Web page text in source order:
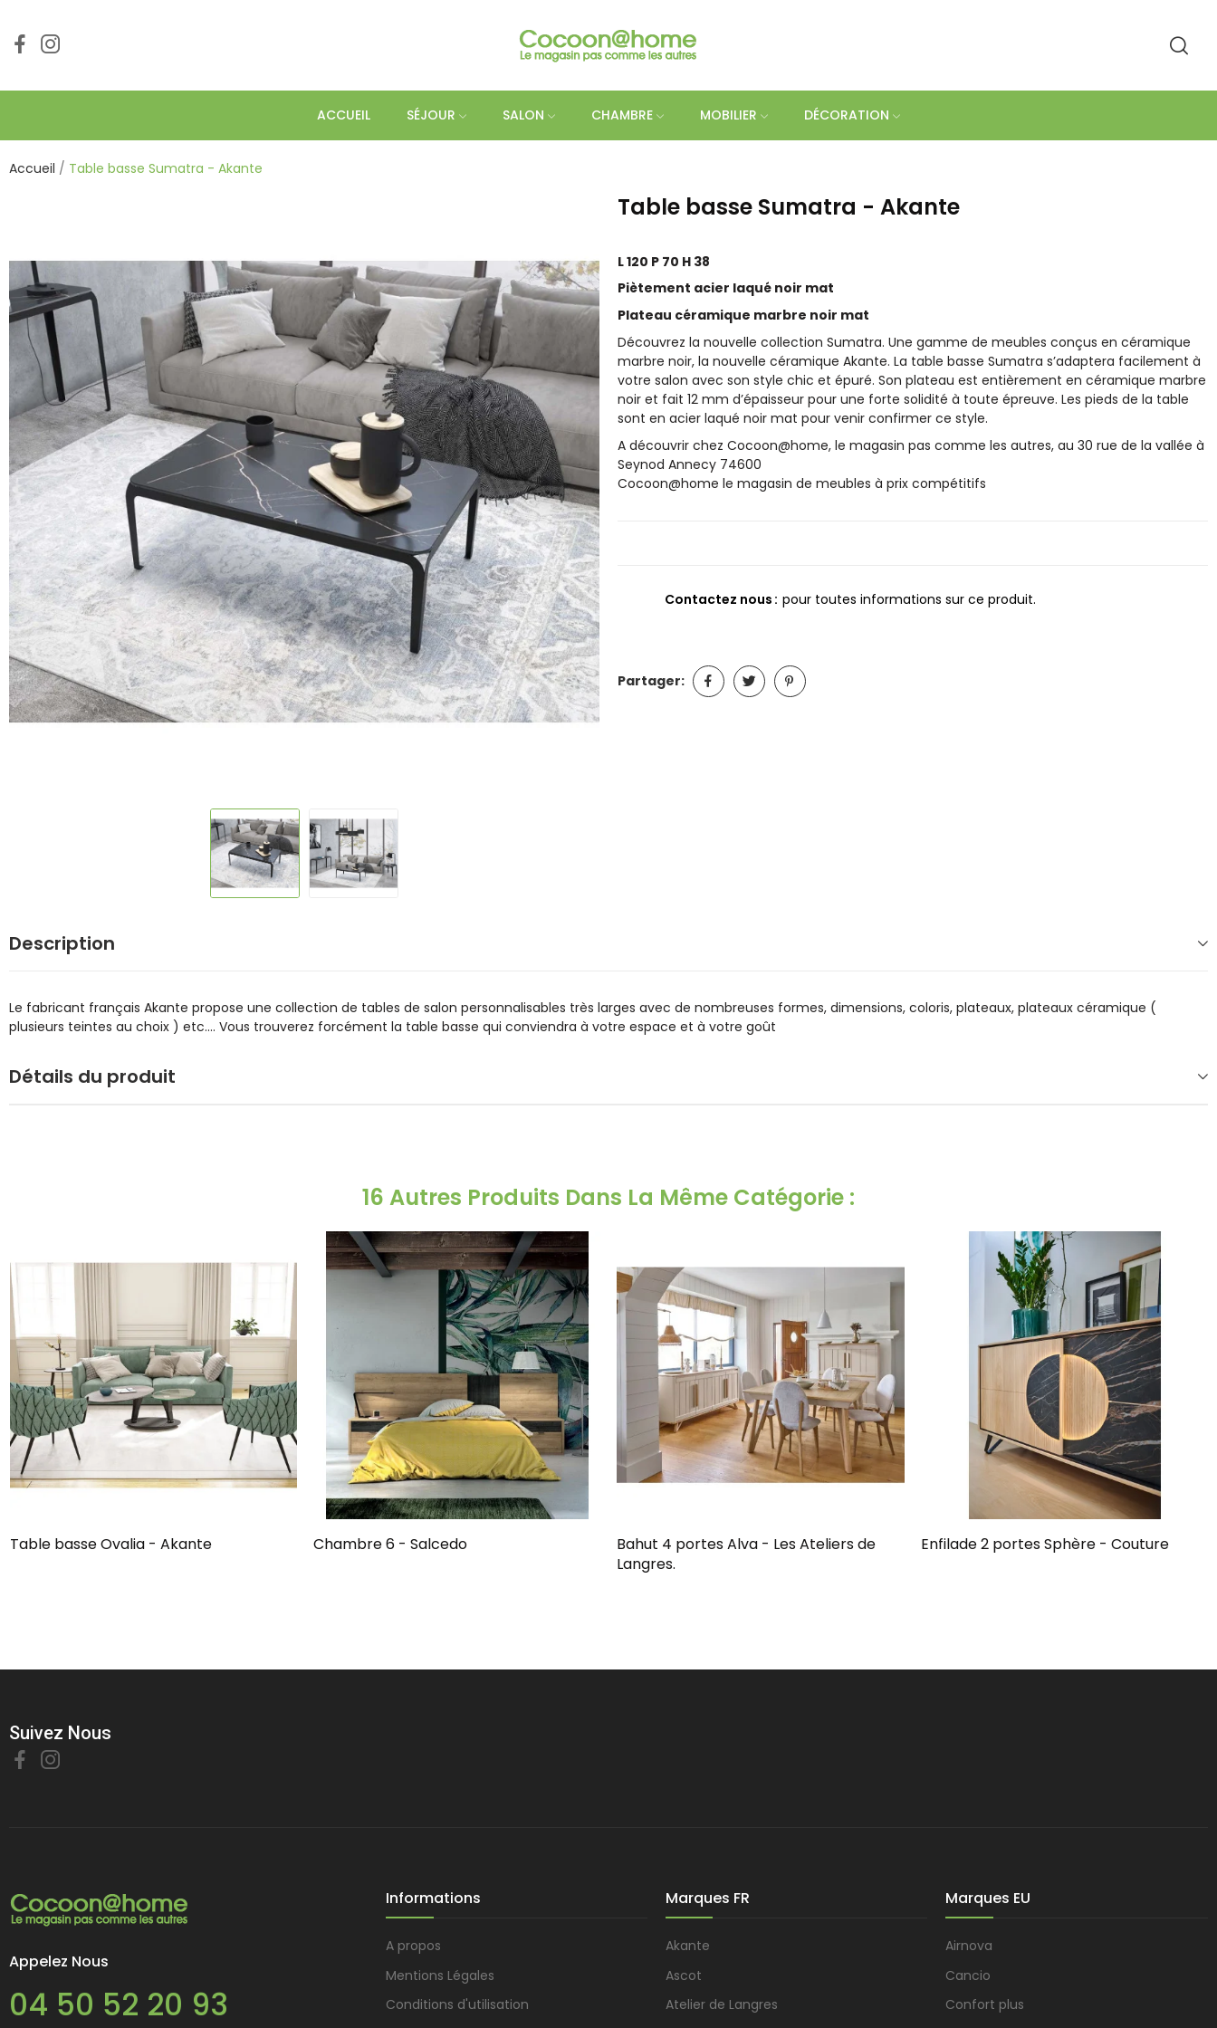
ACCUEIL SÉJOUR SALON CHAMBRE MOBILIER DÉCORATION
Accueil Table basse Sumatra - Akante
Table basse Sumatra - Akante
L 120 P 70 H 38
Piètement acier laqué noir mat
Plateau céramique marbre noir mat
Découvrez la nouvelle collection Sumatra. Une gamme de meubles conçus en céramique
marbre noir, la nouvelle céramique Akante. La table basse Sumatra s’adaptera facilement à
votre salon avec son style chic et épuré. Son plateau est entièrement en céramique marbre
noir et fait 12 mm d’épaisseur pour une forte solidité à toute épreuve. Les pieds de la table
sont en acier laqué noir mat pour venir confirmer ce style.
A découvrir chez Cocoon@home, le magasin pas comme les autres, au 30 rue de la vallée à
Seynod Annecy 74600
Cocoon@home le magasin de meubles à prix compétitifs
Contactez nous pour toutes informations sur ce produit.
Partager:
Description
Le fabricant français Akante propose une collection de tables de salon personnalisables très larges avec de nombreuses formes, dimensions, coloris, plateaux, plateaux céramique (
plusieurs teintes au choix ) etc.... Vous trouverez forcément la table basse qui conviendra à votre espace et à votre goût
Détails du produit
16 Autres Produits Dans La Même Catégorie :
Table basse Ovalia - Akante Chambre 6 - Salcedo
Bahut 4 portes Alva - Les Ateliers de
Langres.
Enfilade 2 portes Sphère - Couture
Suivez Nous
Appelez Nous
04 50 52 20 93
Informations
A propos
Mentions Légales
Conditions d'utilisation
Marques FR
Akante
Ascot
Atelier de Langres
Marques EU
Airnova
Cancio
Confort plus